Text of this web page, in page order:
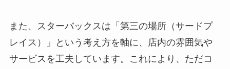
また、スターバックスは「第三の場所（サードプ
レイス）」という考え方を軸に、店内の雰囲気や
サービスを工夫しています。これにより、ただコ